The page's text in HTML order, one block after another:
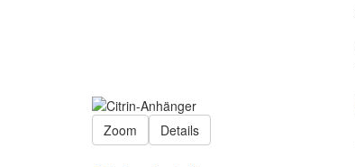
Zoom Details